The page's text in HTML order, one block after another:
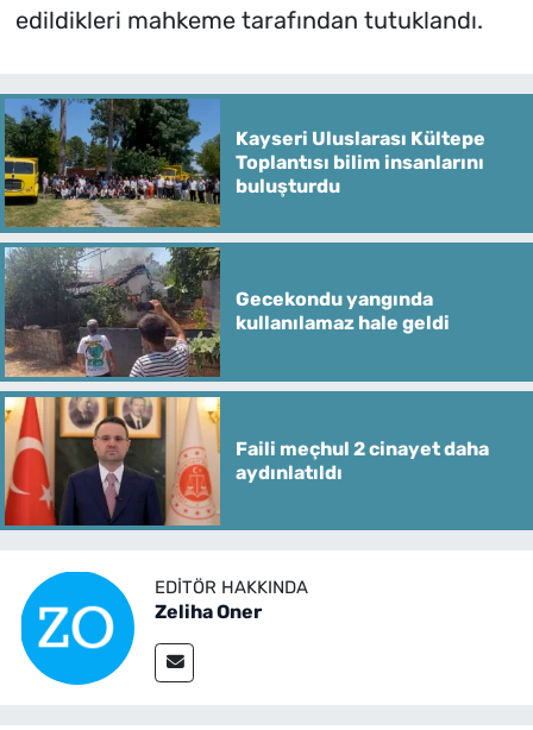
edildikleri mahkeme tarafından tutuklandı.
Kayseri Uluslarası Kültepe
Toplantısı bilim insanlarını
buluşturdu
Gecekondu yangında
kullanılamaz hale geldi
Faili meçhul 2 cinayet daha
aydınlatıldı
EDITÖR HAKKINDA
Zeliha Oner